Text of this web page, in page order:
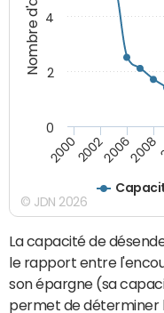
2000200220062008
0
2
4
© JDN 2026
La capacité de
le rapport entre
son épargne (sa
permet de déterminer